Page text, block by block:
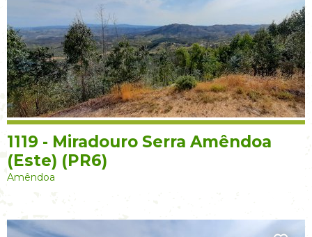
1119 - Miradouro Serra Amêndoa
(Este) (PR6)
Amêndoa